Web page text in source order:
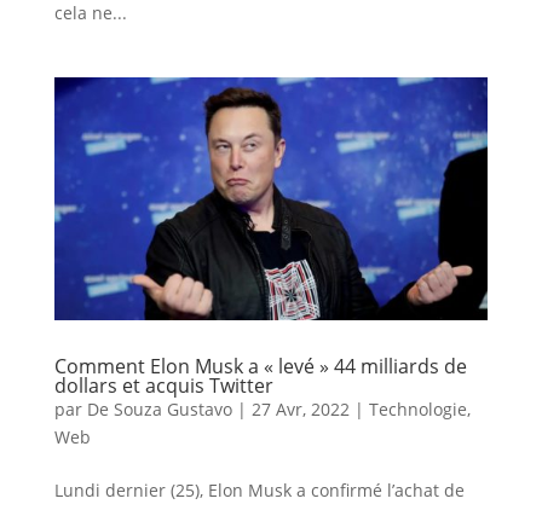
cela ne...
Comment Elon Musk a « levé » 44 milliards de
dollars et acquis Twitter
par De Souza Gustavo| 27 Avr, 2022| Technologie,
Web
Lundi dernier (25), Elon Musk a confirmé l’achat de